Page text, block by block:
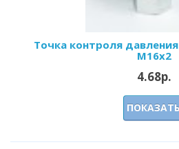
Точка контроля давления
M16x2
4.68р.
ПОКАЗАТЬ